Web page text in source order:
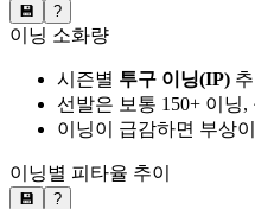
💾 ?
이닝 소화량
시즌별 투구 이닝(IP)
선발은 보통 150+ 이닝,
이닝이 급감하면 부상
이닝별 피타율 추이
💾 ?